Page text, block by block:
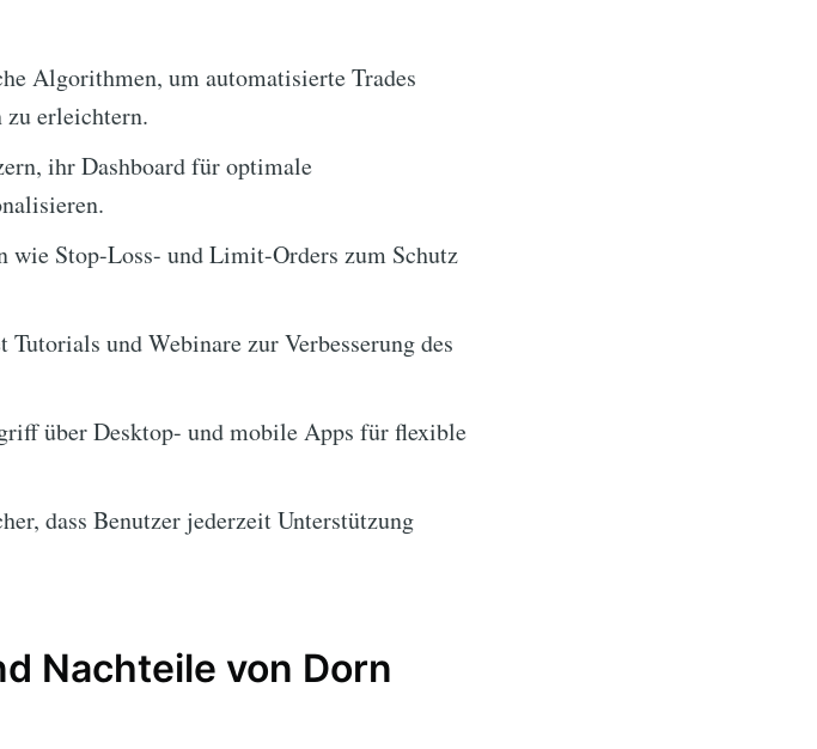
Algorithmen, um automatisierte Trades
zu erleichtern.
ihr Dashboard für optimale
wie Stop-Loss- und Limit-Orders zum Schutz
Tutorials und Webinare zur Verbesserung des
über Desktop- und mobile Apps für flexible
dass Benutzer jederzeit Unterstützung
Nachteile von Dorn